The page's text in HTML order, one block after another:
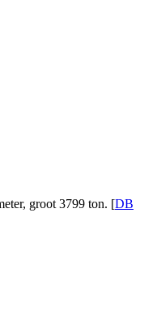
groot 3799 ton. [DB